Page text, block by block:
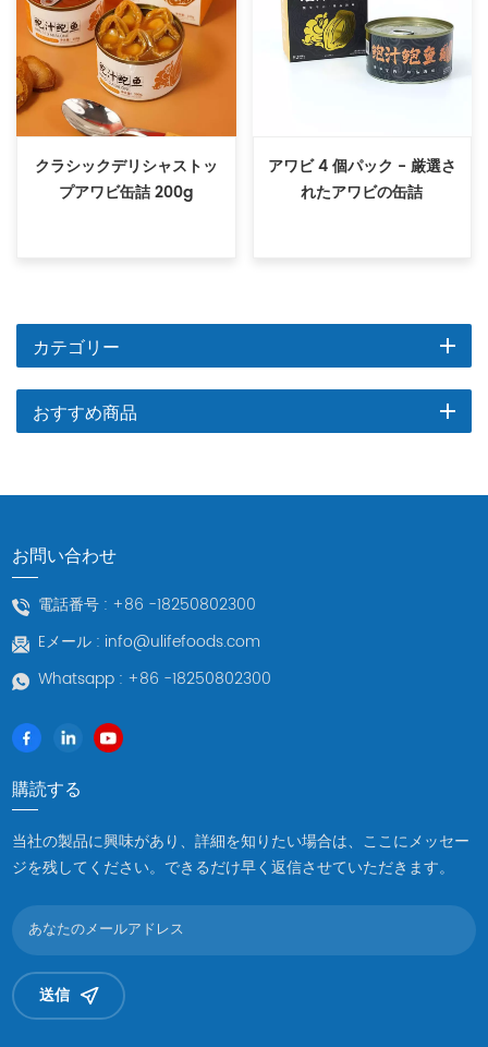
クラシックデリシャストッ
プアワビ缶詰 200g
アワビ 4 個パック - 厳選さ
れたアワビの缶詰
カテゴリー
おすすめ商品
お問い合わせ
電話番号 : +86 -18250802300
Eメール : info@ulifefoods.com
Whatsapp : +86 -18250802300
購読する
当社の製品に興味があり、詳細を知りたい場合は、ここにメッセー
ジを残してください。できるだけ早く返信させていただきます。
送信